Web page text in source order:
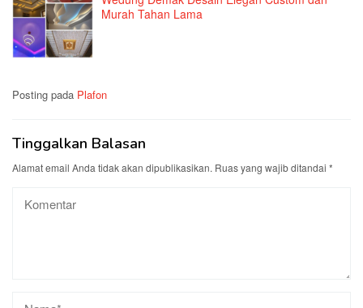
Murah Tahan Lama
Posting pada Plafon
Tinggalkan Balasan
Alamat email Anda tidak akan dipublikasikan. Ruas yang wajib ditandai *